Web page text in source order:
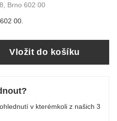
Brno 602 00
00.
Vložit do košíku
v kterémkoli z našich 3